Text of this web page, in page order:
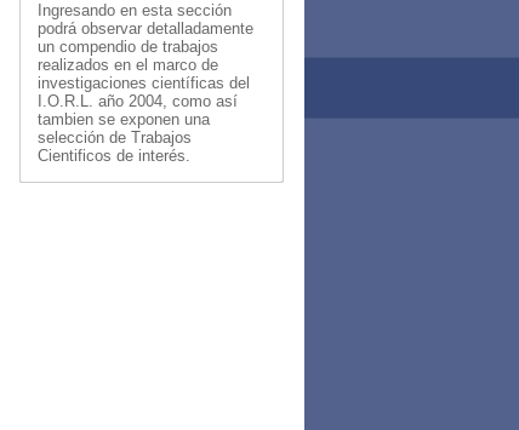
Ingresando en esta sección
podrá observar detalladamente
un compendio de trabajos
realizados en el marco de
investigaciones científicas del
I.O.R.L. año 2004, como así
tambien se exponen una
selección de Trabajos
Cientificos de interés.